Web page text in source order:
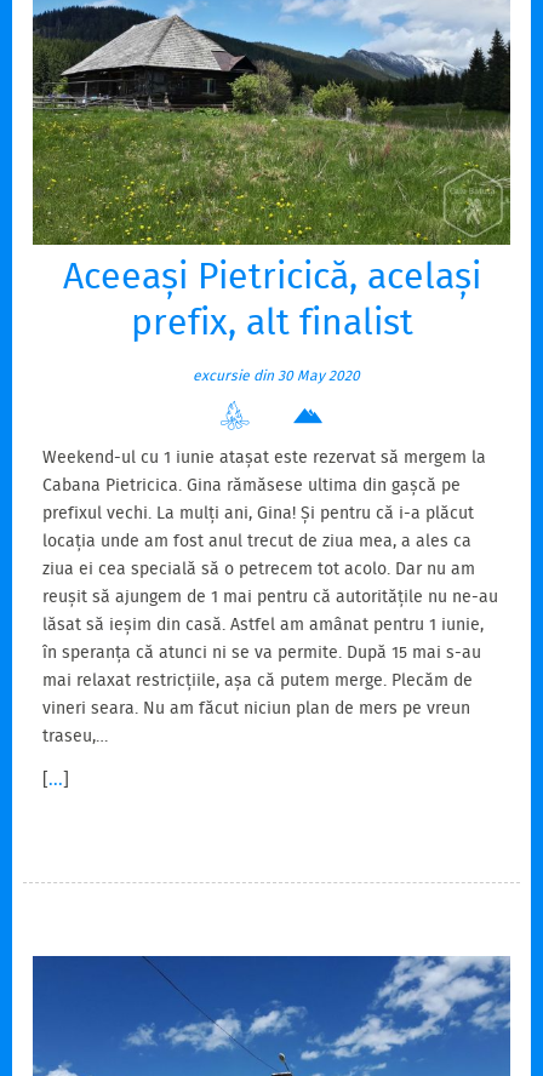
Aceeași Pietricică, același
prefix, alt finalist
excursie din 30 May 2020
Weekend-ul cu 1 iunie atașat este rezervat să mergem la
Cabana Pietricica. Gina rămăsese ultima din gașcă pe
prefixul vechi. La mulți ani, Gina! Și pentru că i-a plăcut
locația unde am fost anul trecut de ziua mea, a ales ca
ziua ei cea specială să o petrecem tot acolo. Dar nu am
reușit să ajungem de 1 mai pentru că autoritățile nu ne-au
lăsat să ieșim din casă. Astfel am amânat pentru 1 iunie,
în speranța că atunci ni se va permite. După 15 mai s-au
mai relaxat restricțiile, așa că putem merge. Plecăm de
vineri seara. Nu am făcut niciun plan de mers pe vreun
traseu,…
[...]